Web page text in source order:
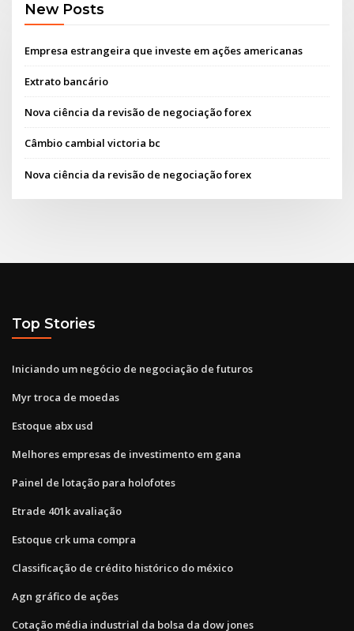
New Posts
Empresa estrangeira que investe em ações americanas
Extrato bancário
Nova ciência da revisão de negociação forex
Câmbio cambial victoria bc
Nova ciência da revisão de negociação forex
Top Stories
Iniciando um negócio de negociação de futuros
Myr troca de moedas
Estoque abx usd
Melhores empresas de investimento em gana
Painel de lotação para holofotes
Etrade 401k avaliação
Estoque crk uma compra
Classificação de crédito histórico do méxico
Agn gráfico de ações
Cotação média industrial da bolsa da dow jones